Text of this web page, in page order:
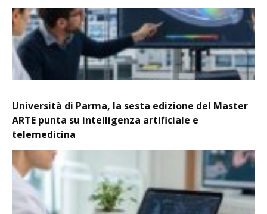
Università di Parma, la sesta edizione del Master
ARTE punta su intelligenza artificiale e
telemedicina